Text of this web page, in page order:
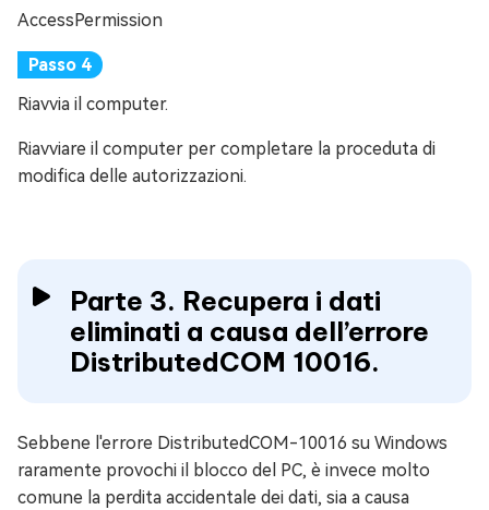
AccessPermission
Riavvia il computer.
Riavviare il computer per completare la proceduta di
modifica delle autorizzazioni.
Parte 3. Recupera i dati
eliminati a causa dell’errore
DistributedCOM 10016.
Sebbene l'errore DistributedCOM-10016 su Windows
raramente provochi il blocco del PC, è invece molto
comune la perdita accidentale dei dati, sia a causa